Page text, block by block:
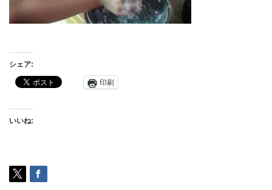
シェア:
印刷
いいね: